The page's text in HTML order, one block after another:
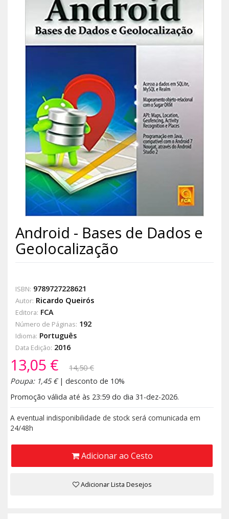
Android - Bases de Dados e
Geolocalização
ISBN: 9789727228621
Autor: Ricardo Queirós
Editora: FCA
Número de Páginas: 192
Idioma: Português
Data Edição: 2016
13,05 €
14,50 €
Poupa: 1,45 €| desconto de 10%
Promoção válida até às 23:59 do dia 31-dez-2026.
A eventual indisponibilidade de stock será comunicada em
24/48h
Adicionar ao Cesto
Adicionar Lista Desejos